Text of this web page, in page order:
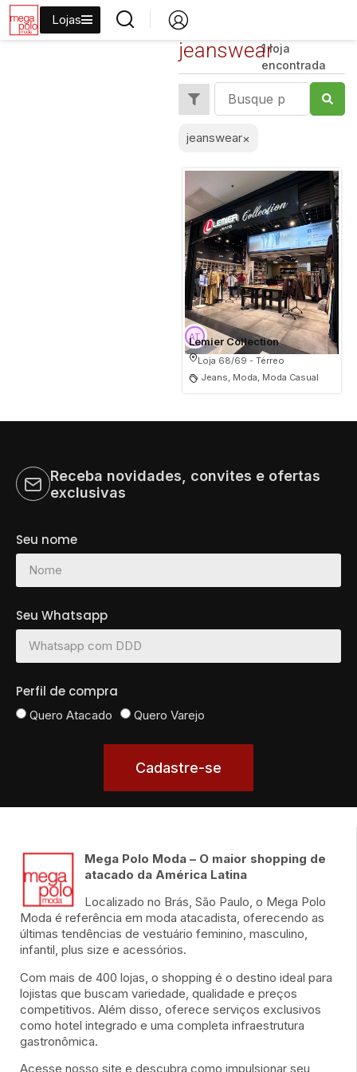
Lojas
jeanswear1 loja
encontrada
jeanswear×
Lemier Collection
Loja 68/69 - Térreo
Jeans, Moda, Moda Casual
Receba novidades, convites e ofertas
exclusivas
Seu nome
Seu Whatsapp
Perfil de compra
Quero Atacado Quero Varejo
Cadastre-se
Mega Polo Moda – O maior shopping de
atacado da América Latina
Localizado no Brás, São Paulo, o Mega Polo
Moda é referência em moda atacadista, oferecendo as
últimas tendências de vestuário feminino, masculino,
infantil, plus size e acessórios.
Com mais de 400 lojas, o shopping é o destino ideal para
lojistas que buscam variedade, qualidade e preços
competitivos. Além disso, oferece serviços exclusivos
como hotel integrado e uma completa infraestrutura
gastronômica.
Acesse nosso site e descubra como impulsionar seu